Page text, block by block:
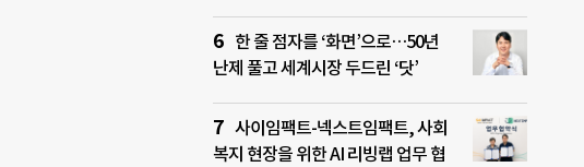
한 줄 점자를 ‘화면’으로…50년
난제 풀고 세계시장 두드린 ‘닷’
사이임팩트-넥스트임팩트, 사회
복지 현장을 위한 AI 리빙랩 업무 협